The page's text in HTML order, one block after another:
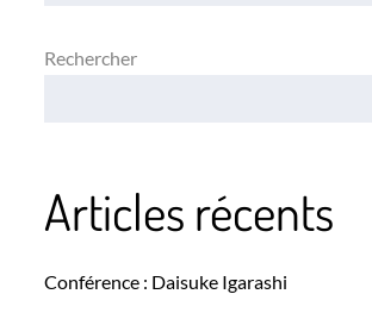
Rechercher
Articles récents
Conférence : Daisuke Igarashi